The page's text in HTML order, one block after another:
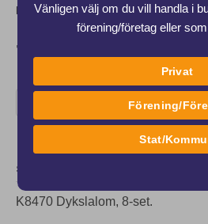
Lagerstatus:I lager
748 kr
Lägg i kundvagnen
SPECIFIKATION
K8470 Dykslalom, 8-set.
Vänligen välj om du vill handla i
förening/företag eller
Privat
Förening/
Stat/